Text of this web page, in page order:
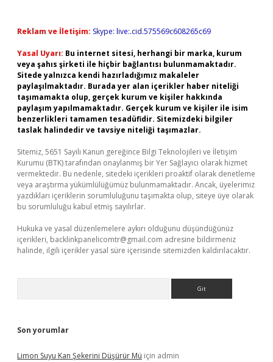
Reklam ve İletişim: Skype: live:.cid.575569c608265c69
Yasal Uyarı: Bu internet sitesi, herhangi bir marka, kurum
veya şahıs şirketi ile hiçbir bağlantısı bulunmamaktadır.
Sitede yalnızca kendi hazırladığımız makaleler
paylaşılmaktadır. Burada yer alan içerikler haber niteliği
taşımamakta olup, gerçek kurum ve kişiler hakkında
paylaşım yapılmamaktadır. Gerçek kurum ve kişiler ile isim
benzerlikleri tamamen tesadüfidir. Sitemizdeki bilgiler
taslak halindedir ve tavsiye niteliği taşımazlar.
Sitemiz, 5651 Sayılı Kanun gereğince Bilgi Teknolojileri ve İletişim
Kurumu (BTK) tarafından onaylanmış bir Yer Sağlayıcı olarak hizmet
vermektedir. Bu nedenle, sitedeki içerikleri proaktif olarak denetleme
veya araştırma yükümlülüğümüz bulunmamaktadır. Ancak, üyelerimiz
yazdıkları içeriklerin sorumluluğunu taşımakta olup, siteye üye olarak
bu sorumluluğu kabul etmiş sayılırlar.
Hukuka ve yasal düzenlemelere aykırı olduğunu düşündüğünüz
içerikleri, backlinkpanelicomtr@gmail.com adresine bildirmeniz
halinde, ilgili içerikler yasal süre içerisinde sitemizden kaldırılacaktır.
Son yorumlar
Limon Suyu Kan Şekerini Düşürür Mü için admin